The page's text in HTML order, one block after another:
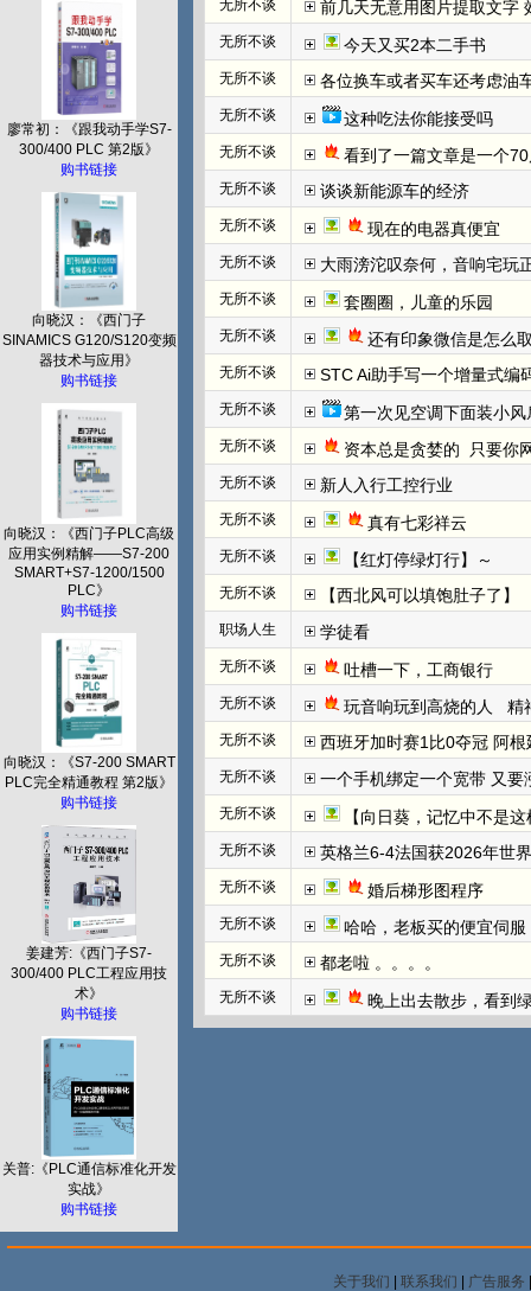
廖常初：《跟我动手学S7-
300/400 PLC 第2版》
购书链接
向晓汉：《西门子
SINAMICS G120/S120变频
器技术与应用》
购书链接
向晓汉：《西门子PLC高级
应用实例精解——S7-200
SMART+S7-1200/1500
PLC》
购书链接
向晓汉：《S7-200 SMART
PLC完全精通教程 第2版》
购书链接
姜建芳:《西门子S7-
300/400 PLC工程应用技
术》
购书链接
关普:《PLC通信标准化开发
实战》
购书链接
无所不谈 前几天无意用图片提取文字
无所不谈 今天又买2本二手书
无所不谈 各位换车或者买车还考虑油
无所不谈 这种吃法你能接受吗
无所不谈 看到了一篇文章是一个
无所不谈 谈谈新能源车的经济
无所不谈 现在的电器真便宜
无所不谈 大雨滂沱叹奈何，音响宅玩
无所不谈 套圈圈，儿童的乐园
无所不谈 还有印象微信是怎么
无所不谈 STC Ai助手写一个增量式编
无所不谈 第一次见空调下面装小风
无所不谈 资本总是贪婪的  只要你
无所不谈 新人入行工控行业
无所不谈 真有七彩祥云
无所不谈 【红灯停绿灯行】～
无所不谈 【西北风可以填饱肚子了】
职场人生 学徒看
无所不谈 吐槽一下，工商银行
无所不谈 玩音响玩到高烧的人   精
无所不谈 西班牙加时赛1比0夺冠 阿
无所不谈 一个手机绑定一个宽带 又要
无所不谈 【向日葵，记忆中不是
无所不谈 英格兰6-4法国获2026年世
无所不谈 婚后梯形图程序
无所不谈 哈哈，老板买的便宜伺
无所不谈 都老啦 。。。。
无所不谈 晚上出去散步，看到
关于我们 | 联系我们 | 广告服务